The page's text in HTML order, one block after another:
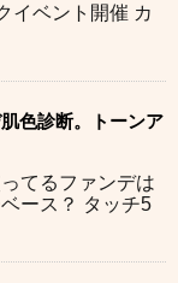
イベント開催 カ
色診断。トーンア
てるファンデは
ース？ タッチ5